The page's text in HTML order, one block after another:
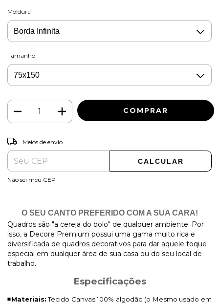
Moldura
Tamanho
Entregas para o CEP:
Meios de envio
CALCULAR
Não sei meu CEP
O SEU CANTO PREFERIDO COM A SUA CARA!
Quadros são "a cereja do bolo" de qualquer ambiente. Por
isso, a Decore Premium possui uma gama muito rica e
diversificada de quadros decorativos para dar aquele toque
especial em qualquer área de sua casa ou do seu local de
trabalho.
Especificações
◾Materiais:Tecido Canvas 100% algodão (o Mesmo usado em